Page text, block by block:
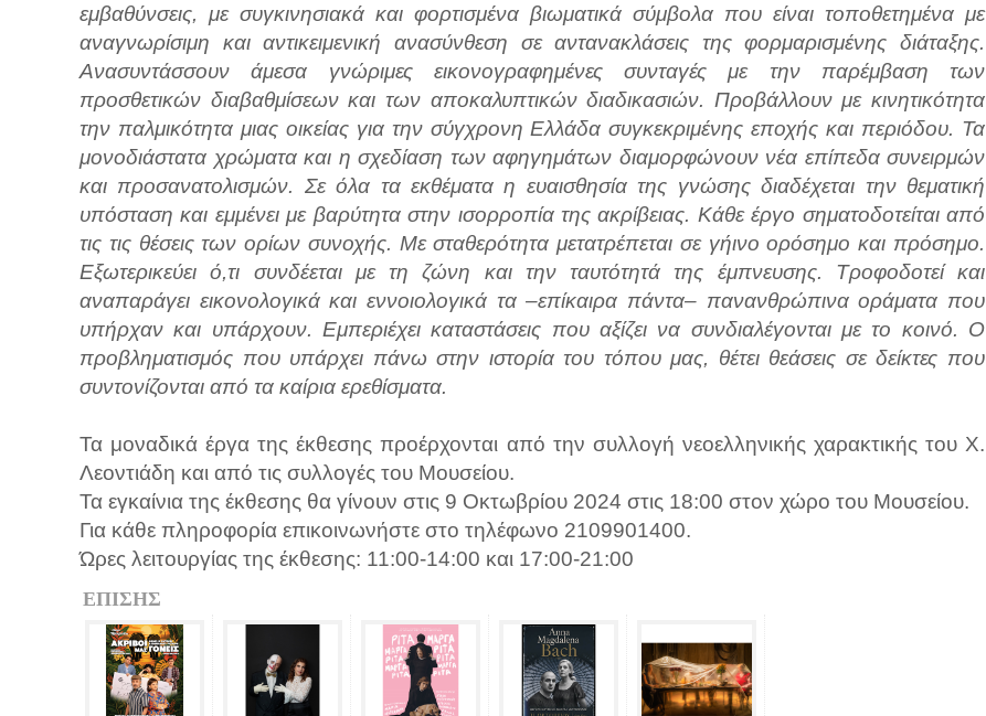
εμβαθύνσεις, με συγκινησιακά και φορτισμένα βιωματικά σύμβολα που είναι τοποθετημένα με
αναγνωρίσιμη και αντικειμενική ανασύνθεση σε αντανακλάσεις της φορμαρισμένης διάταξης.
Ανασυντάσσουν άμεσα γνώριμες εικονογραφημένες συνταγές με την παρέμβαση των
προσθετικών διαβαθμίσεων και των αποκαλυπτικών διαδικασιών. Προβάλλουν με κινητικότητα
την παλμικότητα μιας οικείας για την σύγχρονη Ελλάδα συγκεκριμένης εποχής και περιόδου. Τα
μονοδιάστατα χρώματα και η σχεδίαση των αφηγημάτων διαμορφώνουν νέα επίπεδα συνειρμών
και προσανατολισμών. Σε όλα τα εκθέματα η ευαισθησία της γνώσης διαδέχεται την θεματική
υπόσταση και εμμένει με βαρύτητα στην ισορροπία της ακρίβειας. Κάθε έργο σηματοδοτείται από
τις τις θέσεις των ορίων συνοχής. Με σταθερότητα μετατρέπεται σε γήινο ορόσημο και πρόσημο.
Εξωτερικεύει ό,τι συνδέεται με τη ζώνη και την ταυτότητά της έμπνευσης. Τροφοδοτεί και
αναπαράγει εικονολογικά και εννοιολογικά τα –επίκαιρα πάντα– πανανθρώπινα οράματα που
υπήρχαν και υπάρχουν. Εμπεριέχει καταστάσεις που αξίζει να συνδιαλέγονται με το κοινό. Ο
προβληματισμός που υπάρχει πάνω στην ιστορία του τόπου μας, θέτει θεάσεις σε δείκτες που
συντονίζονται από τα καίρια ερεθίσματα.
Τα μοναδικά έργα της έκθεσης προέρχονται από την συλλογή νεοελληνικής χαρακτικής του Χ.
Λεοντιάδη και από τις συλλογές του Μουσείου.
Τα εγκαίνια της έκθεσης θα γίνουν στις 9 Οκτωβρίου 2024 στις 18:00 στον χώρο του Μουσείου.
Για κάθε πληροφορία επικοινωνήστε στο τηλέφωνο 2109901400.
Ώρες λειτουργίας της έκθεσης: 11:00-14:00 και 17:00-21:00
ΕΠΙΣΗΣ